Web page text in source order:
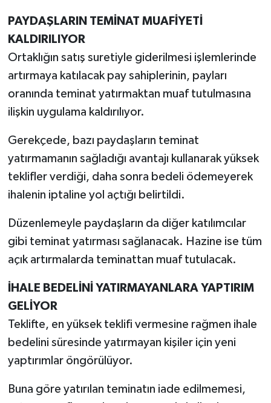
PAYDAŞLARIN TEMİNAT MUAFİYETİ
KALDIRILIYOR
Ortaklığın satış suretiyle giderilmesi işlemlerinde
artırmaya katılacak pay sahiplerinin, payları
oranında teminat yatırmaktan muaf tutulmasına
ilişkin uygulama kaldırılıyor.
Gerekçede, bazı paydaşların teminat
yatırmamanın sağladığı avantajı kullanarak yüksek
teklifler verdiği, daha sonra bedeli ödemeyerek
ihalenin iptaline yol açtığı belirtildi.
Düzenlemeyle paydaşların da diğer katılımcılar
gibi teminat yatırması sağlanacak. Hazine ise tüm
açık artırmalarda teminattan muaf tutulacak.
İHALE BEDELİNİ YATIRMAYANLARA YAPTIRIM
GELİYOR
Teklifte, en yüksek teklifi vermesine rağmen ihale
bedelini süresinde yatırmayan kişiler için yeni
yaptırımlar öngörülüyor.
Buna göre yatırılan teminatın iade edilmemesi,